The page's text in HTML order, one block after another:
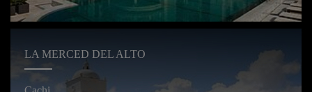
LA MERCED DEL ALTO